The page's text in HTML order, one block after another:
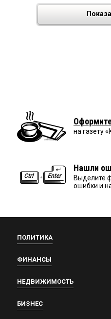
на газету
Нашли
Выделите
ошибки и
ПОЛИТИКА
ФИНАНСЫ
НЕДВИЖИМОСТЬ
БИЗНЕС